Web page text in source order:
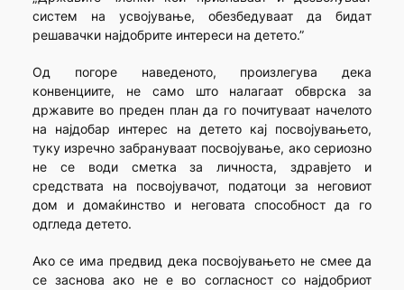
систем на усвојување, обезбедуваат да бидaт
решaвачки најдобрите интереси на детето.”
Од погоре наведеното, произлегува дека
конвенциите, не само што налагаат обврска за
државите во преден план да го почитуваат начелото
на најдобар интерес на детето кај посвојувањето,
туку изречно забрануваат посвојување, ако сериозно
не се води сметка за личноста, здравјето и
средствата на посвојувачот, податоци за неговиот
дом и домаќинство и неговата способност да го
одгледа детето.
Ако се има предвид дека посвојувањето не смее да
се заснова ако не е во согласност со најдобриот